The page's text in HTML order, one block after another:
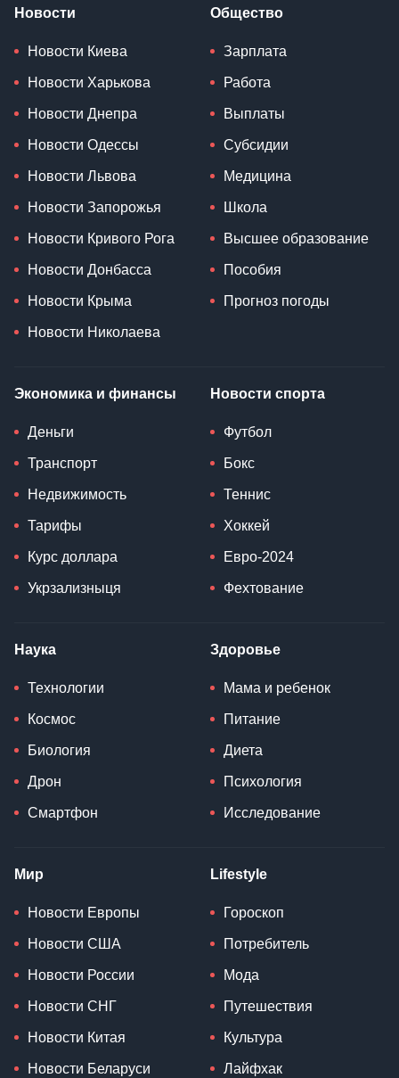
Новости
Новости Киева
Новости Харькова
Новости Днепра
Новости Одессы
Новости Львова
Новости Запорожья
Новости Кривого Рога
Новости Донбасса
Новости Крыма
Новости Николаева
Общество
Зарплата
Работа
Выплаты
Субсидии
Медицина
Школа
Высшее образование
Пособия
Прогноз погоды
Экономика и финансы
Деньги
Транспорт
Недвижимость
Тарифы
Курс доллара
Укрзализныця
Новости спорта
Футбол
Бокс
Теннис
Хоккей
Евро-2024
Фехтование
Наука
Технологии
Космос
Биология
Дрон
Смартфон
Здоровье
Мама и ребенок
Питание
Диета
Психология
Исследование
Мир
Новости Европы
Новости США
Новости России
Новости СНГ
Новости Китая
Новости Беларуси
Lifestyle
Гороскоп
Потребитель
Мода
Путешествия
Культура
Лайфхак